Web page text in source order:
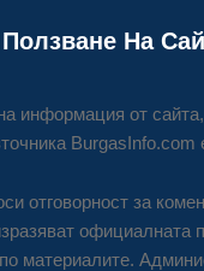
На
информация от сайта,
отговорност за
официалната
по материалите.